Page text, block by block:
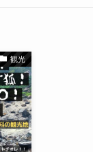
観光